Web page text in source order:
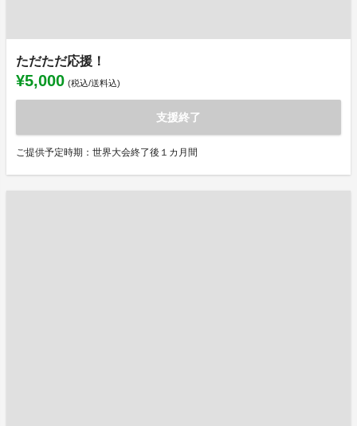
ただただ応援！
¥5,000 (税込/送料込)
支援終了
ご提供予定時期：世界大会終了後１カ月間